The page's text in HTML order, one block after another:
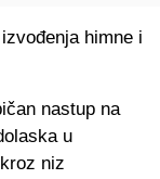
himne i
nastup na
u
niz